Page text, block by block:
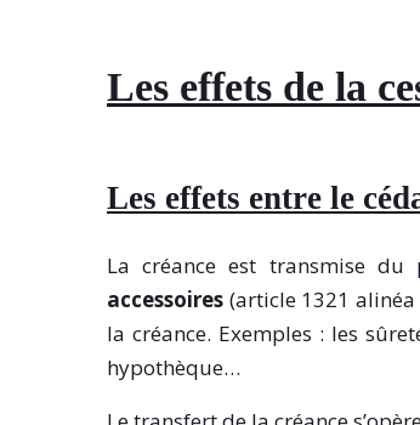
Les effets de la
Les effets entre le
La créance est transmise
accessoires (article 1321 alinéa
la créance. Exemples : les
hypothèque…